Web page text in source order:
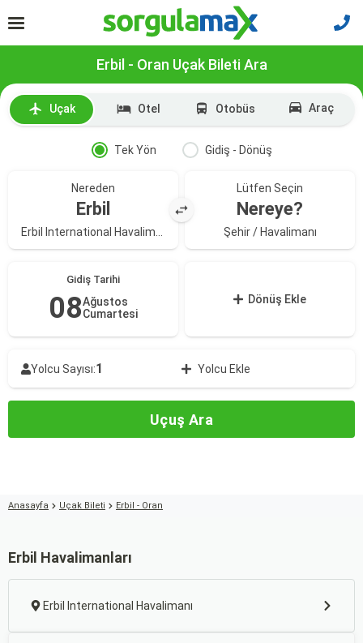
Erbil - Oran Uçak Bileti Ara
Uçak Otel Otobüs Araç
Tek Yön Gidiş - Dönüş
Nereden
Erbil
Lütfen Seçin
Nereye?
Şehir / Havalimanı
Gidiş Tarihi
08Ağustos
Cumartesi
Dönüş Ekle
Yolcu Sayısı:1 Yolcu Ekle
Uçuş Ara
Anasayfa Uçak Bileti Erbil - Oran
Erbil Havalimanları
Erbil International Havalimanı